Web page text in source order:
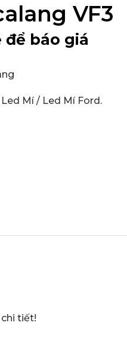
VF3
để báo giá
Led Mí/ Led Mí Ford.
tiết!